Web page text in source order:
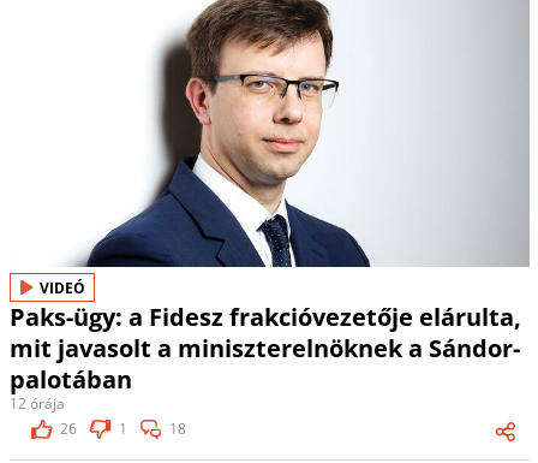
VIDEÓ
Paks-ügy: a Fidesz frakcióvezetője elárulta,
mit javasolt a miniszterelnöknek a Sándor-
palotában
12 órája
26
1 18